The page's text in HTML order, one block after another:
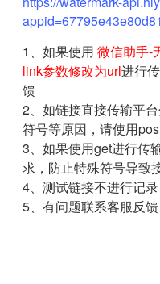
1、如果使用 微信助手-
link参数修改为url进行
馈
2、如链接直接传输平
符号等原因，请使用
3、如果使用get进行传
求，防止特殊符号导致
4、测试链接不进行记录
5、有问题联系客服反